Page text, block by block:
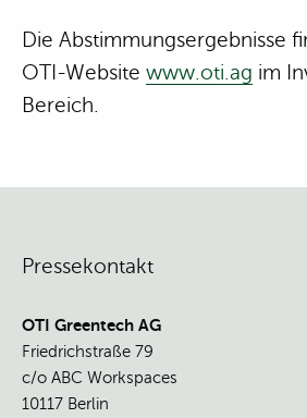
Die Abstimmungsergebnisse
OTI-Website www.oti.ag im
Bereich.
Pressekontakt
OTI Greentech AG
Friedrichstraße 79
c/o ABC Workspaces
10117 Berlin